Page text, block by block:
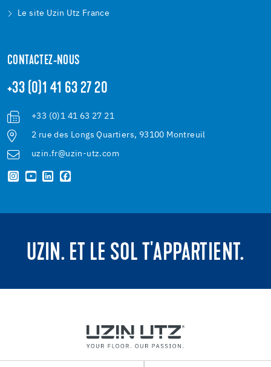
Le site Uzin Utz France
CONTACTEZ-NOUS
+33 (0)1 41 63 27 20
+33 (0)1 41 63 27 21
2 rue des Longs Quartiers, 93100 Montreuil
uzin.fr@uzin-utz.com
UZIN. ET LE SOL T'APPARTIENT.